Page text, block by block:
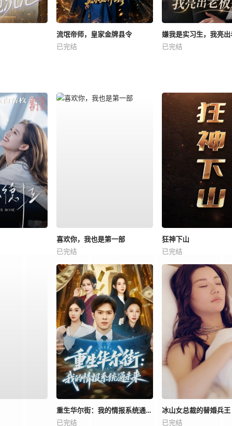
流氓帝师，皇家金牌县令
已完结
嫌我是实习生，我亮
已完结
喜欢你，我也是第一部
已完结
狂神下山
已完结
重生华尔街：我的情报系统通未来
已完结
冰山女总裁的替婚兵王
已完结